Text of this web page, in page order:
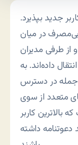
جدید بپذیرد.
در میان
از طرفی مدیران
داده‌اند. به
جمله در دسترس
متعدد از سوی
کاربر
دعوتنامه داشته